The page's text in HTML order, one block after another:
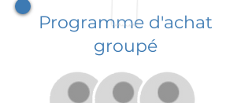
Programme d'achat
groupé